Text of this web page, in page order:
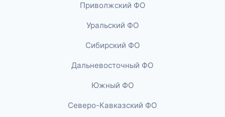
Приволжский ФО
Уральский ФО
Сибирский ФО
Дальневосточный ФО
Южный ФО
Северо-Кавказский ФО